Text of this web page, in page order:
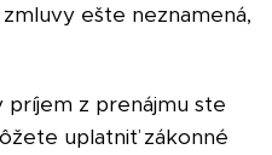
ešte neznamená,
príjem z prenájmu ste
uplatniť zákonné